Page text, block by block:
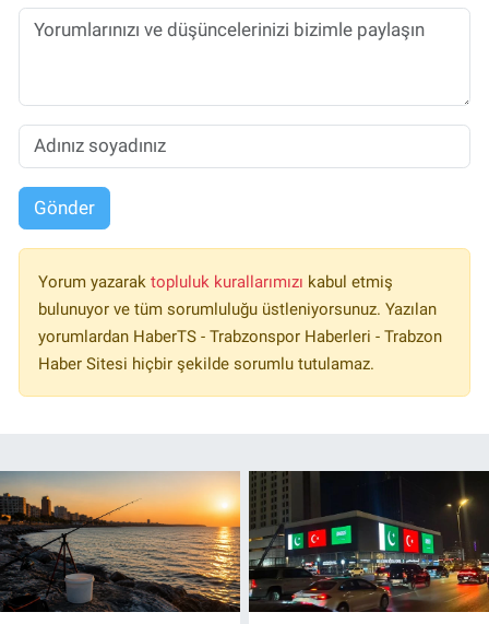
Gönder
Yorum yazarak topluluk kurallarımızı kabul etmiş
bulunuyor ve tüm sorumluluğu üstleniyorsunuz. Yazılan
yorumlardan HaberTS - Trabzonspor Haberleri - Trabzon
Haber Sitesi hiçbir şekilde sorumlu tutulamaz.